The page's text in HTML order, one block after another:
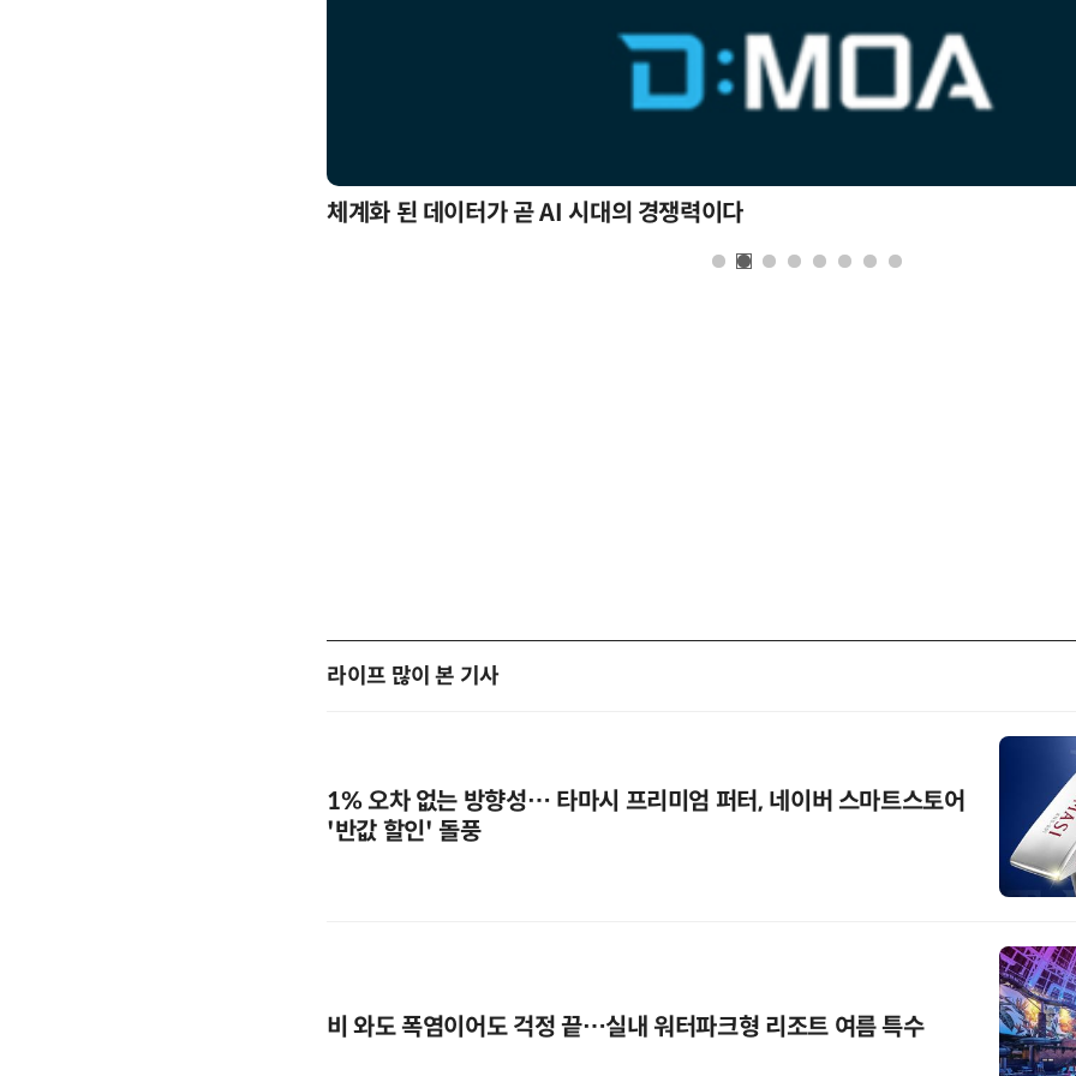
체계화 된 데이터가 곧 AI 시대의 경쟁력이다
라이프 많이 본 기사
1% 오차 없는 방향성… 타마시 프리미엄 퍼터, 네이버 스마트스토어
'반값 할인' 돌풍
비 와도 폭염이어도 걱정 끝…실내 워터파크형 리조트 여름 특수